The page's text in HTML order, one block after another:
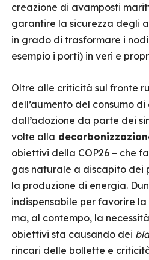
creazione di avamposti
garantire la sicurezza degli
in grado di trasformare i
esempio i porti) in veri e
Oltre alle criticità sul fronte
dell’aumento del consumo
dall’adozione da parte dei
volte alla
obiettivi della COP26 – che
gas naturale a discapito dei
la produzione di energia.
indispensabile per favorire
ma, al contempo, la
obiettivi sta causando dei
rincari delle bollette e